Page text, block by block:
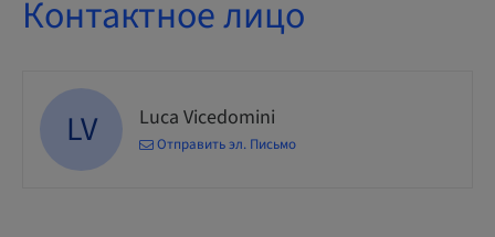
Контактное лицо
LV Luca Vicedomini
Отправить эл. Письмо